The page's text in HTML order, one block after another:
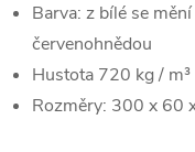
Barva: z bílé se
červenohnědou
Hustota 720 kg / m³
Rozměry: 300 x 60